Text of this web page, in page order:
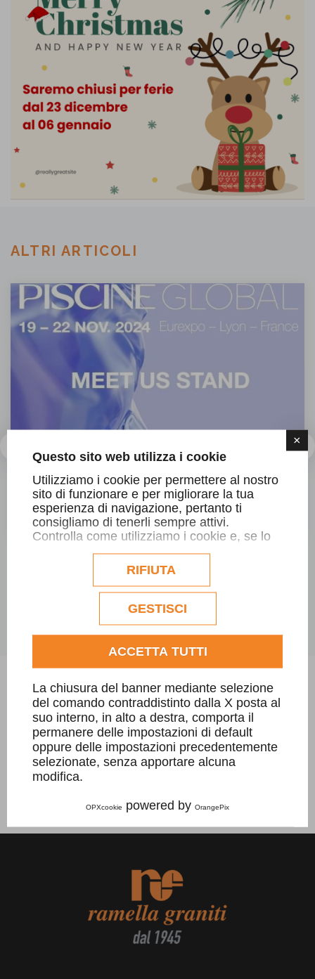
×
Questo sito web utilizza i cookie
Utilizziamo i cookie per permettere al nostro
sito di funzionare e per migliorare la tua
esperienza di navigazione, pertanto ti
consigliamo di tenerli sempre attivi.
Controlla come utilizziamo i cookie e, se lo
desideri, personalizzane la configurazione.
Eventuali cookie di profilazione o
commerciali verranno utilizzati
esclusivamente previa acquisizione del
consenso dell'utente.
Consulta l'informativa cookie completa.
RIFIUTA
GESTISCI
ACCETTA TUTTI
La chiusura del banner mediante selezione
del comando contraddistinto dalla X posta al
suo interno, in alto a destra, comporta il
permanere delle impostazioni di default
oppure delle impostazioni precedentemente
selezionate, senza apportare alcuna
modifica.
OPXcookie powered by OrangePix
ALTRI ARTICOLI
SFIORO A PISCINE GLOBAL LYON
Dal 19 al 22 novembre, il team di Ramella
Graniti sarà presente a Piscine Global Lyon
CONDIVIDI SU FACEBOOK
CONDIVIDI SU WHATSAPP